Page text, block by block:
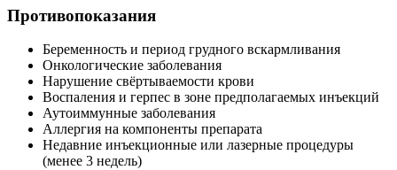
Противопоказания
Беременность и период грудного вскармливания
Онкологические заболевания
Нарушение свёртываемости крови
Воспаления и герпес в зоне предполагаемых инъекций
Аутоиммунные заболевания
Аллергия на компоненты препарата
Недавние инъекционные или лазерные процедуры
(менее 3 недель)